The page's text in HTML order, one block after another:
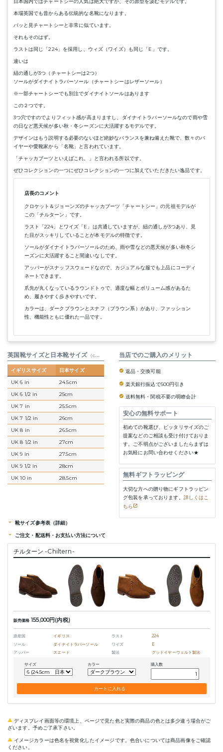
本場英国でも昔からある伝統的な名靴になります。
パッと見チャートシーと非常に似ています。
それもそのはず。
ラストは同じ「224」を採用し、ウィズ（ワイズ）も同じ「E」です。
違いは
紐の通しが3つ（チャートシーは2つ）
ソールがダイナイトラバーソール（チャートシーはレザーソール）
※一部チャートシーでも別注でダイナイトソールはあります
この２つです。
3つ穴ですのでよりフィット感が高まりますし、ダイナイトラバーソールなので雨や雪
の日など悪天候が多い秋・冬シーズンに大活躍するモデルです。
デザインはもう説明する必要のないほど絶妙なバランスを兼ね備えた靴で、数々のバ
イヤーや愛靴家から「名靴」と言われています。
「チャッカブーツといえばこれ。」と言われる所以です。
ぜひコレクションの一つにぜひコレクションの一つに加えていただきたい逸品です。
店長のコメント
クロケット＆ジョーンズのチャッカブーツ「チャートシー」の元祖モデルが
この「チルターン」です。
ラスト「224」とワイズ「E」は共通していますが、紐の通しが3つあり、見
た目がスッキリしていることが本モデルの特徴です。
ソールがダイナイトラバーソールのため、雨や雪などの悪天候が多い秋冬シ
ーズンに大活躍すること間違いなしです。
アッパーがスナッフスウェードなので、カジュアルな服でも上品にコーディ
ネートできます。
爪先が丸くなっているラウンドトゥで、適度な幅とボリューム感があるた
め、履きやすく歩きやすいです。
カラーは、ダークブラウンとスナフ（ブラウン系）があり、ファッション
性、機能性ともに優れた一品です。
英国靴サイズと日本靴サイズ （cm） 参考表
イギリスサイズ 日本サイズ
UK 6 in 24.5cm
UK 6 1/2 in 25cm
UK 7 in 25.5cm
UK 7 1/2 in 26cm
UK 8 in 26.5cm
UK 8 1/2 in 27cm
UK 9 in 27.5cm
UK 9 1/2 in 28cm
UK 10 in 28.5cm
当店でのご購入のメリット
返品・交換可能
楽天銀行振込で500円引き
送料無料・関税不要の明瞭会計
安心の無料サポート
初めての靴選び、ピッタリサイズのご
提案などのご相談も受け付けておりま
す。ご不明点がございましたらまずは
お気軽にお問い合わせください★
無料ギフトラッピング
大切な方への贈り物にギフトラッピン
グ包装を承っております。 詳しくはこ
ちら
靴サイズ参考表（詳細）
ご注文・配送料・お支払い方法について
チルターン -Chiltern-
販売価格 155,000円(内税)
原産国 イギリス ラスト
224
ソール
ダイナイトラバーソール ワイズ
E
アッパー
スエード 製法 グッドイヤーウェルト製法
サイズ カラー 購入数
ディスプレイ画面等の環境上、ページで見た色と実際の商品の色とは多少違う場合がご
ざいます。予めご了承下さい。
イメージカラーは色名を視覚化したイメージです。色合いについては商品画像をご確認
ください。